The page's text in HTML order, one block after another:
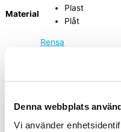
Denna webbplats
Vi använder
Material
Plast
Plåt
Rensa
Lägg till i varukorg
riskskyltar ,Varningsskyltar